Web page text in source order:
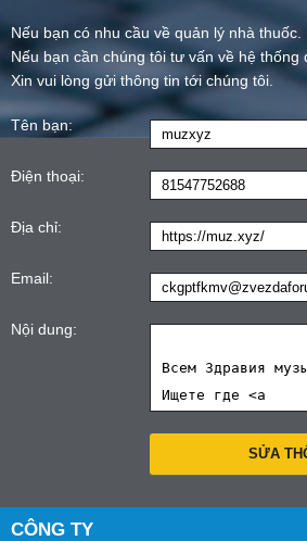
Nếu bạn có nhu cầu về quản lý nhà thuốc.
Nếu bạn cần chúng tôi tư vấn về hệ thống
Xin vui lòng gửi thông tin tới chúng tôi.
Tên bạn:
Điện thoại:
Địa chỉ:
Email:
Nội dung:
CÔNG TY